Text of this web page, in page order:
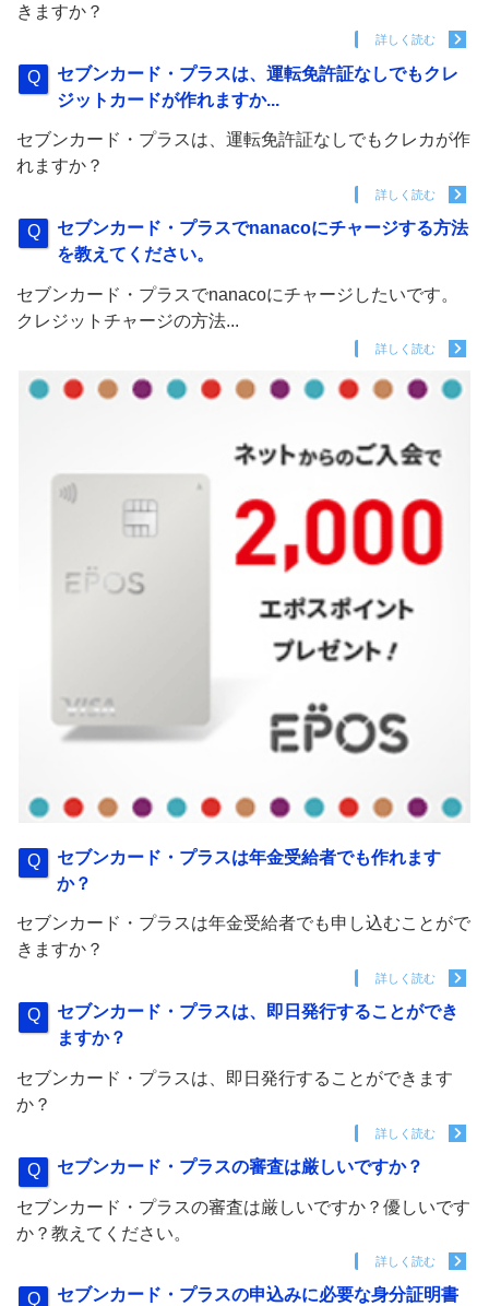
きますか？
詳しく読む
セブンカード・プラスは、運転免許証なしでもクレ
ジットカードが作れますか...
セブンカード・プラスは、運転免許証なしでもクレカが作
れますか？
詳しく読む
セブンカード・プラスでnanacoにチャージする方法
を教えてください。
セブンカード・プラスでnanacoにチャージしたいです。
クレジットチャージの方法...
詳しく読む
セブンカード・プラスは年金受給者でも作れます
か？
セブンカード・プラスは年金受給者でも申し込むことがで
きますか？
詳しく読む
セブンカード・プラスは、即日発行することができ
ますか？
セブンカード・プラスは、即日発行することができます
か？
詳しく読む
セブンカード・プラスの審査は厳しいですか？
セブンカード・プラスの審査は厳しいですか？優しいです
か？教えてください。
詳しく読む
セブンカード・プラスの申込みに必要な身分証明書